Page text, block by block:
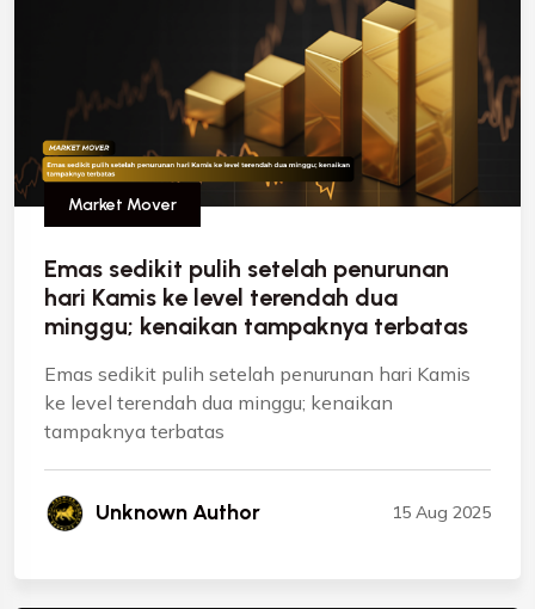
Market Mover
Emas sedikit pulih setelah penurunan
hari Kamis ke level terendah dua
minggu; kenaikan tampaknya terbatas
Emas sedikit pulih setelah penurunan hari Kamis
ke level terendah dua minggu; kenaikan
tampaknya terbatas
Unknown Author 15 Aug 2025